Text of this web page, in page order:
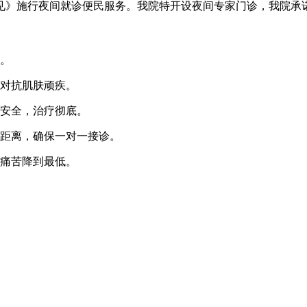
施行夜间就诊便民服务。我院特开设夜间专家门诊，我院承
抗肌肤顽疾。
全，治疗彻底。
离，确保一对一接诊。
苦降到最低。